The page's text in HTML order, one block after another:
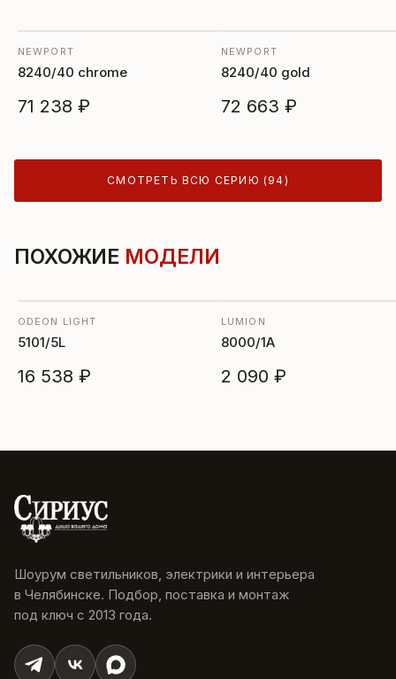
NEWPORT
8240/40 chrome
71 238 ₽
NEWPORT
8240/40 gold
72 663 ₽
СМОТРЕТЬ ВСЮ СЕРИЮ (94)
ПОХОЖИЕ МОДЕЛИ
ODEON LIGHT
5101/5L
16 538 ₽
LUMION
8000/1A
2 090 ₽
Шоурум светильников, электрики и интерьера
в Челябинске. Подбор, поставка и монтаж
под ключ с 2013 года.